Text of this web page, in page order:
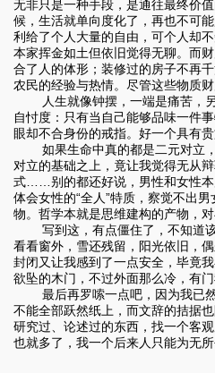
无非只是一种手段，是通往最终价
候，生活就单向度化了，再也不可
利给了个人大量的自由，可个人却
本家挥金如土但依旧觉得无聊。而
合了人的体形；装修过的房子不再
农民的经验与热情。尽管这些物质
人生就像钟摆，一端是痛苦，另
自忖度：只有当自己能够品味一件
眼却不合身份的戒指。好一个具有
如果生命中真的都是二元对立，
对立的基础之上，竟让我觉得无从
式……别的都还好说，男性和女性本
体会女性的“全人”特质，察觉不出
物。哲学本就是思维建构的产物，
写到这，有点僵住了，不知道该
看看窗外，雪还残留，阳光依旧，
封闭又让我感到了一点安全，毕竟
欲坠的木门，不过外面那么冷，有
最后再罗嗦一点吧，因为我已然
不能全部跃然纸上，而文辞的拮据
研究过、论述过的东西，找一个客
也就多了，我一个后来人只能为无